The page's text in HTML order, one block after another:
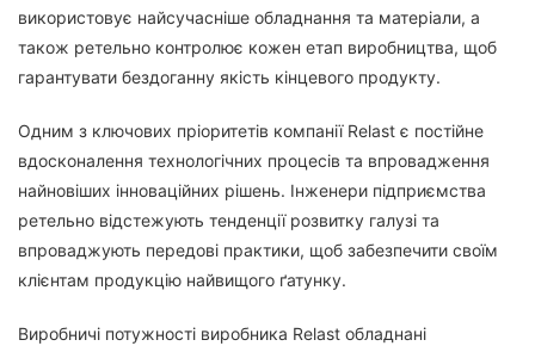
використовує найсучасніше обладнання та матеріали, а
також ретельно контролює кожен етап виробництва, щоб
гарантувати бездоганну якість кінцевого продукту.
Одним з ключових пріоритетів компанії Relast є постійне
вдосконалення технологічних процесів та впровадження
найновіших інноваційних рішень. Інженери підприємства
ретельно відстежують тенденції розвитку галузі та
впроваджують передові практики, щоб забезпечити своїм
клієнтам продукцію найвищого ґатунку.
Виробничі потужності виробника Relast обладнані